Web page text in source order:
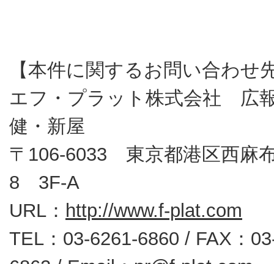
【本件に関するお問い合わせ
エフ・プラット株式会社 広
健・新屋
〒106-6033 東京都港区西麻
8 3F-A
URL： http://www.f-plat.com
TEL：03-6261-6860 / FAX：